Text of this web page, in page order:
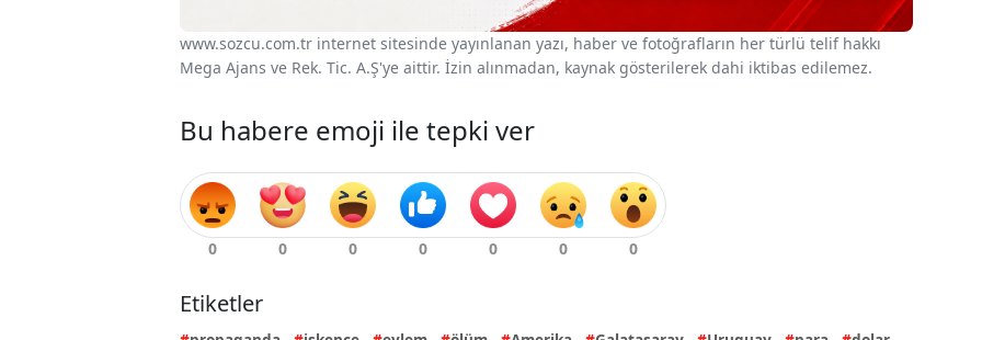
www.sozcu.com.tr internet sitesinde yayınlanan yazı, haber ve fotoğrafların her türlü telif hakkı
Mega Ajans ve Rek. Tic. A.Ş'ye aittir. İzin alınmadan, kaynak gösterilerek dahi iktibas edilemez.
Bu habere emoji ile tepki ver
Etiketler